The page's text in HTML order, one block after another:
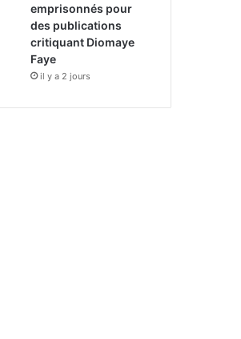
emprisonnés pour
des publications
critiquant Diomaye
Faye
il y a 2 jours